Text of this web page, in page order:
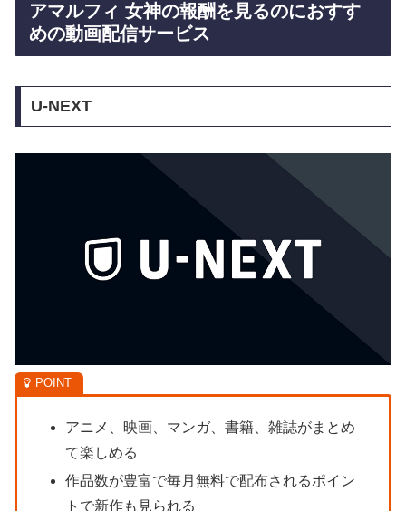
アマルフィ 女神の報酬を見るのにおすす
めの動画配信サービス
U-NEXT
アニメ、映画、マンガ、書籍、雑誌がまとめ
て楽しめる
作品数が豊富で毎月無料で配布されるポイン
トで新作も見られる